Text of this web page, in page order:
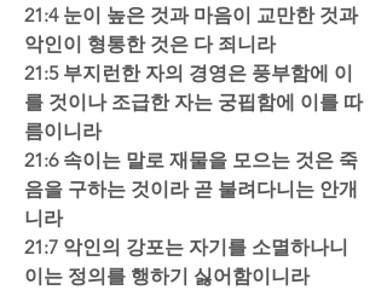
21:4 눈이 높은 것과 마음이 교만한 것과
악인이 형통한 것은 다 죄니라
21:5 부지런한 자의 경영은 풍부함에 이
를 것이나 조급한 자는 궁핍함에 이를 따
름이니라
21:6 속이는 말로 재물을 모으는 것은 죽
음을 구하는 것이라 곧 불려다니는 안개
니라
21:7 악인의 강포는 자기를 소멸하나니
이는 정의를 행하기 싫어함이니라